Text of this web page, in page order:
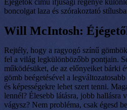
Éjégetők című ifjúsági regénye
boncolgat laza és szórakoztató
Will McIntosh:
Rejtély, hogy a ragyogó színű
fel a világ legkülönbözőbb pontjain.
működésüket, de az előnyeiket bárki
gömb beégetésével a
és képességekre lehet szert tenni.
lennél? Élesebb látásra, jobb hallásra
vágysz? Nem probléma, csak égesd